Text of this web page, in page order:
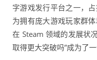
字游戏发行平台之一，
为拥有庞大游戏玩家群
在 Steam 领域的发展状
取得更大突破吗”成为了